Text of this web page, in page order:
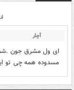
آچار
ای ول مشرق جون
مسدوده همه چی تو